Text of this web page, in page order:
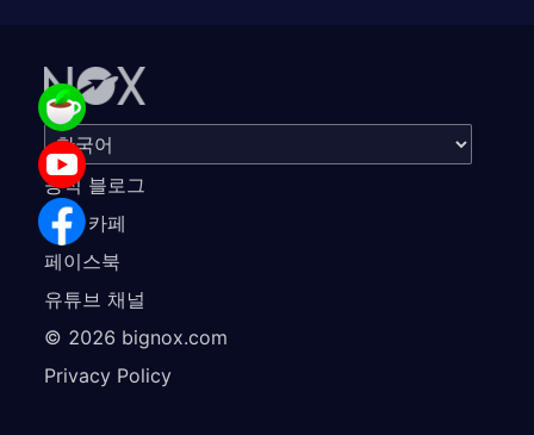
공식 블로그
공식 카페
페이스북
유튜브 채널
© 2026 bignox.com
Privacy Policy